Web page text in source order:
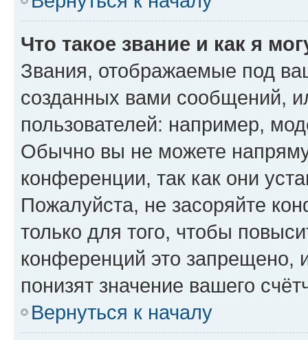
Что такое звание и как я
Звания, отображаемые под
созданных вами сообщений,
пользователей: например,
Обычно вы не можете
конференции, так как они
Пожалуйста, не засоряйте
только для того, чтобы
конференций это запрещено,
понизят значение вашего
Вернуться к началу